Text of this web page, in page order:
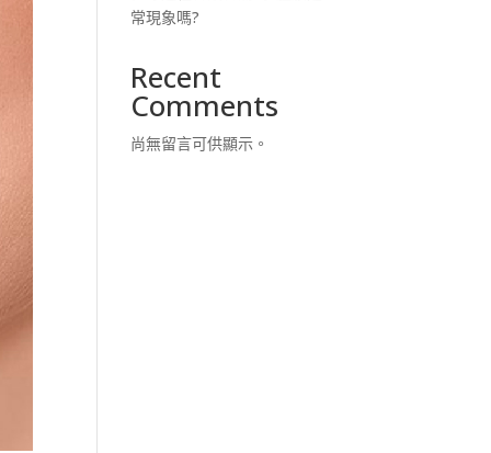
常現象嗎?
Recent
Comments
尚無留言可供顯示。